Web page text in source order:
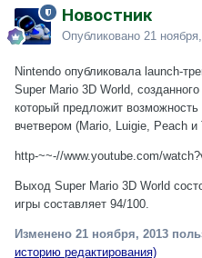
Новостник
Опубликовано 21
Nintendo опубликовала launch-
Super Mario 3D World,
который предложит возможность
вчетвером (Mario, Luigie, Peach и
http-~~-//www.youtube.com/
Выход Super Mario 3D World
игры составляет 94/100.
Изменено 21 ноября, 2013
историю редактирования)